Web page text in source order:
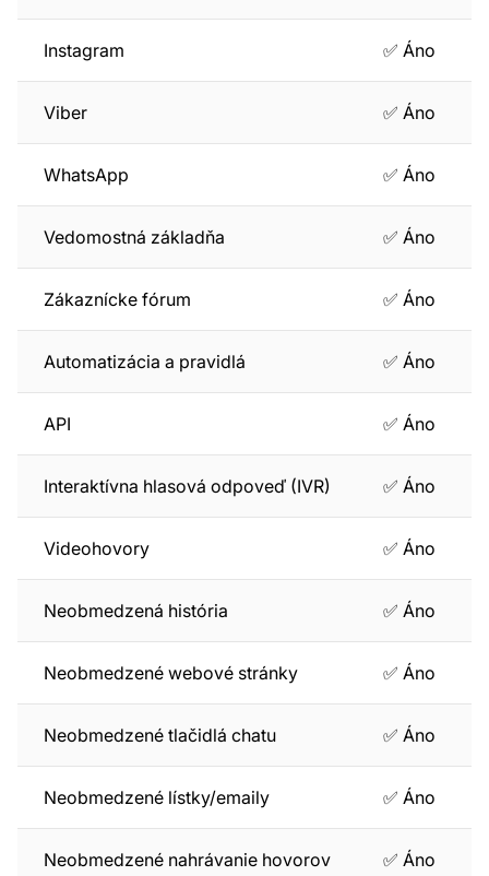
Instagram ✅ Áno
Viber ✅ Áno
WhatsApp ✅ Áno
Vedomostná základňa ✅ Áno
Zákaznícke fórum ✅ Áno
Automatizácia a pravidlá ✅ Áno
API ✅ Áno
Interaktívna hlasová odpoveď (IVR) ✅ Áno
Videohovory ✅ Áno
Neobmedzená história ✅ Áno
Neobmedzené webové stránky ✅ Áno
Neobmedzené tlačidlá chatu ✅ Áno
Neobmedzené lístky/emaily ✅ Áno
Neobmedzené nahrávanie hovorov ✅ Áno